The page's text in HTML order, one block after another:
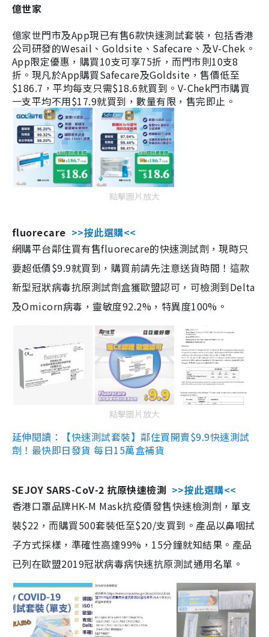
億世家
億家世門市及App現已有售6款快速測試套裝，包括香港
公司研發的Wesail、Goldsite、Safecare、及V-Chek。
App限定優惠，購買10支可享75折，而門市則10支8
折。現凡於App購買Safecare及Goldsite，售價低至
$186.7，平均每支只需$18.6就買到。V-Chek門市購買
一支平均不用$17.9就買到，數量有限，售完即止。
點擊圖片放大
fluorecare >>按此選購<<
網購平台鄰住買有售fluorecare的快速測試劑，現時只
要超低價$9.9就買到，購買前請先注意送貨時間！這款
新型冠狀病毒抗原測試劑盒獲歐盟認可，可檢測到Delta
及Omicorn病毒，靈敏度92.2%，特異度100%。
點擊圖片放大
延伸閱讀：【快速測試套裝】鄰住買開賣$9.9快速測試
劑！最快即日發貨 每日15萬盒補貨
SEJOY SARS-CoV-2 抗原快速檢測 >>按此選購<<
香港口罩品牌HK-M Mask抗疫價發售快速檢測劑，單支
裝$22，而購買500套裝低至$20/支買到。產品以鼻咽拭
子方式採樣，準確性高達99%，15分鐘就知結果。產品
已列在歐盟2019冠狀病毒病快速抗原測試通用名單。